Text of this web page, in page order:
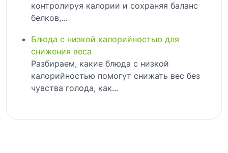
контролируя калории и сохраняя баланс
белков,...
Блюда с низкой калорийностью для
снижения веса
Разбираем, какие блюда с низкой
калорийностью помогут снижать вес без
чувства голода, как...